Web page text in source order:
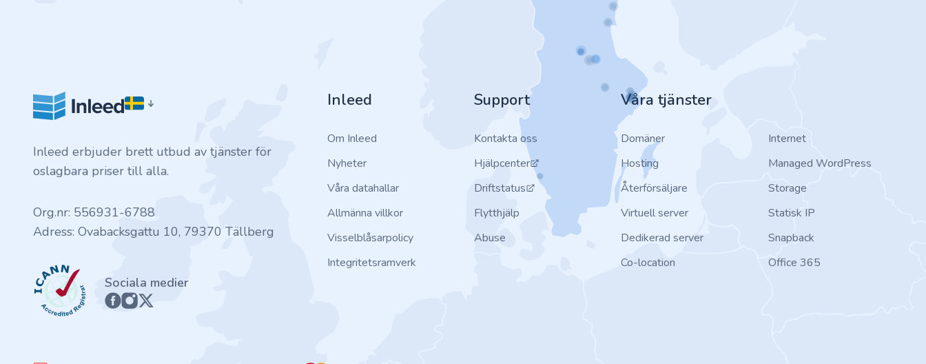
.tennis
.shop
.cn
.re
.games
Inleed erbjuder brett utbud av tjänster för
oslagbara priser till alla.
Org.nr: 556931-6788
Adress: Ovabacksgattu 10, 79370 Tällberg
ICANN
Sociala medier
Inleed
Om Inleed
Nyheter
Våra datahallar
Allmänna villkor
Visselblåsarpolicy
Integritetsramverk
Support
Kontakta oss
Hjälpcenter
Driftstatus
Flytthjälp
Abuse
Våra tjänster
Domäner
Hosting
Återförsäljare
Virtuell server
Dedikerad server
Co-location
Internet
Managed WordPress
Storage
Statisk IP
Snapback
Office 365